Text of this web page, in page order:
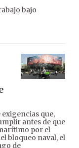
bajo
que,
antes de que
por el
bloqueo naval, el
de